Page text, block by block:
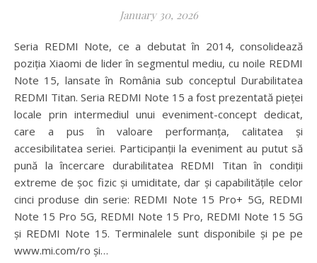
January 30, 2026
Seria REDMI Note, ce a debutat în 2014, consolidează
poziția Xiaomi de lider în segmentul mediu, cu noile REDMI
Note 15, lansate în România sub conceptul Durabilitatea
REDMI Titan. Seria REDMI Note 15 a fost prezentată pieței
locale prin intermediul unui eveniment-concept dedicat,
care a pus în valoare performanța, calitatea și
accesibilitatea seriei. Participanții la eveniment au putut să
pună la încercare durabilitatea REDMI Titan în condiții
extreme de șoc fizic și umiditate, dar și capabilitățile celor
cinci produse din serie: REDMI Note 15 Pro+ 5G, REDMI
Note 15 Pro 5G, REDMI Note 15 Pro, REDMI Note 15 5G
și REDMI Note 15. Terminalele sunt disponibile și pe pe
www.mi.com/ro și…